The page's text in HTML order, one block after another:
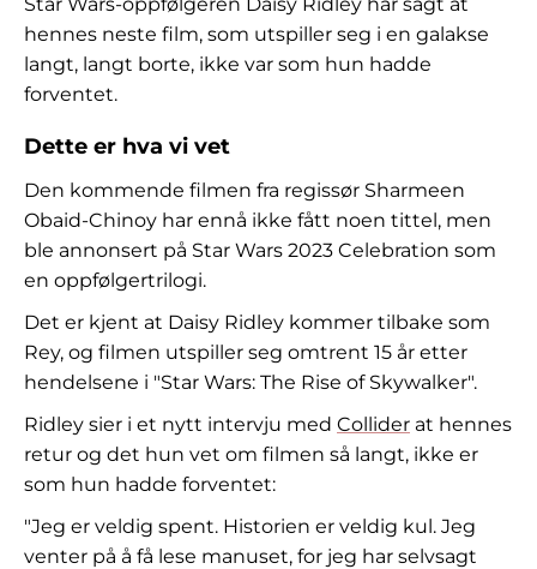
hennes neste film, som utspiller seg i en galakse
langt, langt borte, ikke var som hun hadde
forventet.
Dette er hva vi vet
Den kommende filmen fra regissør Sharmeen
Obaid-Chinoy har ennå ikke fått noen tittel, men
ble annonsert på Star Wars 2023 Celebration som
en oppfølgertrilogi.
Det er kjent at Daisy Ridley kommer tilbake som
Rey, og filmen utspiller seg omtrent 15 år etter
hendelsene i "Star Wars: The Rise of Skywalker".
Ridley sier i et nytt intervju med Collider at hennes
retur og det hun vet om filmen så langt, ikke er
som hun hadde forventet:
"Jeg er veldig spent. Historien er veldig kul. Jeg
venter på å få lese manuset, for jeg har selvsagt